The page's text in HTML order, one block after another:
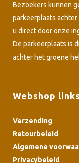
Bezoekers kunnen
parkeerplaats
u direct door onze
De parkeerplaats is
achter het groene
Webshop
Verzending
Retourbeleid
Algemene
Privacybeleid